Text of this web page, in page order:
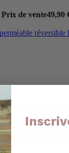
Prix de vente49,90
sur